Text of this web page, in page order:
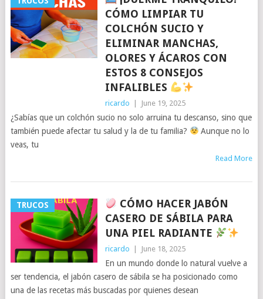
CÓMO LIMPIAR TU
COLCHÓN SUCIO Y
ELIMINAR MANCHAS,
OLORES Y ÁCAROS CON
ESTOS 8 CONSEJOS
INFALIBLES
ricardo June 19, 2025
¿Sabías que un colchón sucio no solo arruina tu descanso, sino que
también puede afectar tu salud y la de tu familia?
Aunque no lo
veas, tu
Read More
TRUCOS
CÓMO HACER JABÓN
CASERO DE SÁBILA PARA
UNA PIEL RADIANTE
ricardo June 18, 2025
En un mundo donde lo natural vuelve a
ser tendencia, el jabón casero de sábila se ha posicionado como
una de las recetas más buscadas por quienes desean